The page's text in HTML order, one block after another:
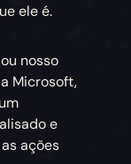
ele é.
nosso
Microsoft,
e
ações